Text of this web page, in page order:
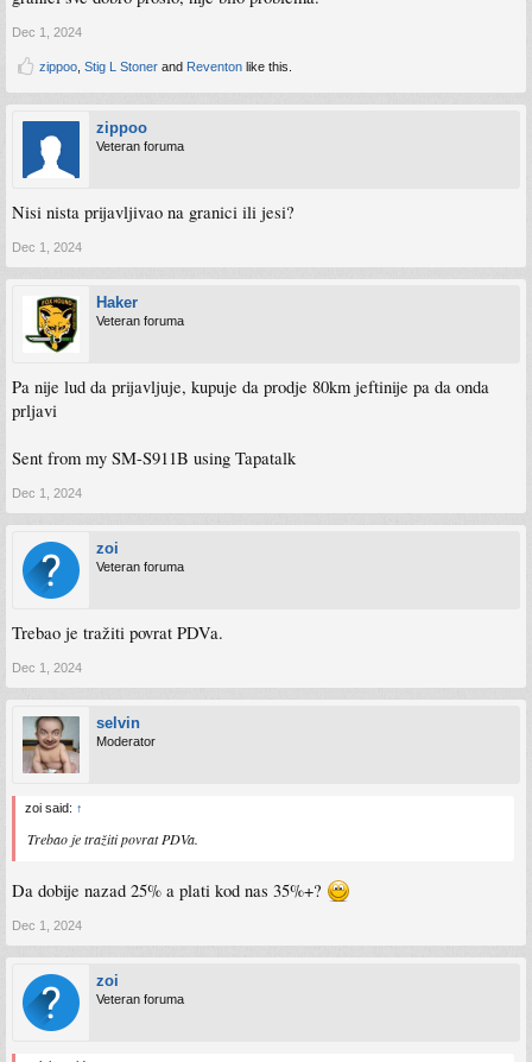
Dec 1, 2024
zippoo Stig L Stoner and Reventon like this.
zippoo
Veteran foruma
Nisi nista prijavljivao na granici ili jesi?
Dec 1, 2024
Haker
Veteran foruma
Pa nije lud da prijavljuje, kupuje da prodje 80km jeftinije pa da onda
prljavi
Sent from my SM-S911B using Tapatalk
Dec 1, 2024
zoi
Veteran foruma
Trebao je tražiti povrat PDVa.
Dec 1, 2024
selvin
Moderator
zoi said: ↑
Trebao je tražiti povrat PDVa.
Da dobije nazad 25% a plati kod nas 35%+?
Dec 1, 2024
zoi
Veteran foruma